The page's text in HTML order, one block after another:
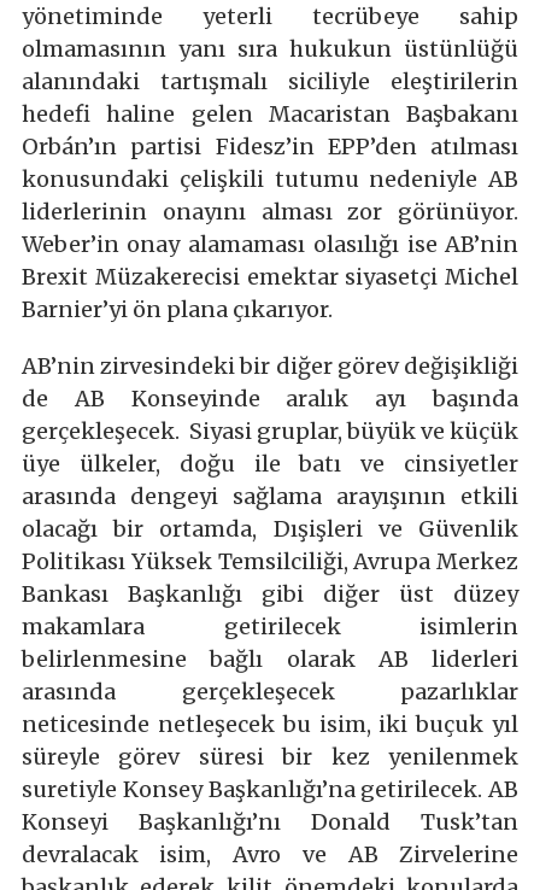
yönetiminde yeterli tecrübeye sahip
olmamasının yanı sıra hukukun üstünlüğü
alanındaki tartışmalı siciliyle eleştirilerin
hedefi haline gelen Macaristan Başbakanı
Orbán’ın partisi Fidesz’in EPP’den atılması
konusundaki çelişkili tutumu nedeniyle AB
liderlerinin onayını alması zor görünüyor.
Weber’in onay alamaması olasılığı ise AB’nin
Brexit Müzakerecisi emektar siyasetçi Michel
Barnier’yi ön plana çıkarıyor.
AB’nin zirvesindeki bir diğer görev değişikliği
de AB Konseyinde aralık ayı başında
gerçekleşecek. Siyasi gruplar, büyük ve küçük
üye ülkeler, doğu ile batı ve cinsiyetler
arasında dengeyi sağlama arayışının etkili
olacağı bir ortamda, Dışişleri ve Güvenlik
Politikası Yüksek Temsilciliği, Avrupa Merkez
Bankası Başkanlığı gibi diğer üst düzey
makamlara getirilecek isimlerin
belirlenmesine bağlı olarak AB liderleri
arasında gerçekleşecek pazarlıklar
neticesinde netleşecek bu isim, iki buçuk yıl
süreyle görev süresi bir kez yenilenmek
suretiyle Konsey Başkanlığı’na getirilecek. AB
Konseyi Başkanlığı’nı Donald Tusk’tan
devralacak isim, Avro ve AB Zirvelerine